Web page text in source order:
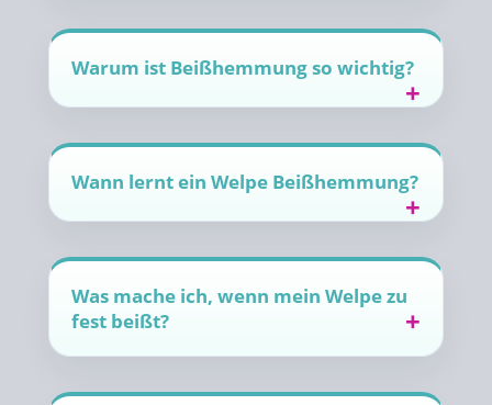
Warum ist Beißhemmung so wichtig?
Wann lernt ein Welpe Beißhemmung?
Was mache ich, wenn mein Welpe zu
fest beißt?